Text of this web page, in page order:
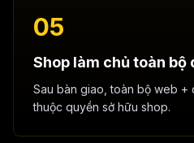
05
Shop làm chủ toàn bộ
Sau bàn giao, toàn bộ web +
thuộc quyền sở hữu shop.